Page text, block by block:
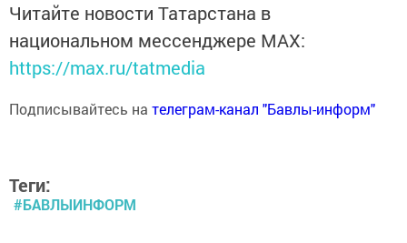
Читайте новости Татарстана в
национальном мессенджере MАХ:
https://max.ru/tatmedia
Подписывайтесь на телеграм-канал "Бавлы-информ"
Теги:
#БАВЛЫИНФОРМ